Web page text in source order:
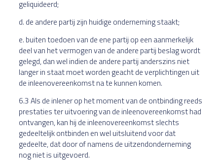
geliquideerd;
d. de andere partij zijn huidige onderneming staakt;
e. buiten toedoen van de ene partij op een aanmerkelijk
deel van het vermogen van de andere partij beslag wordt
gelegd, dan wel indien de andere partij anderszins niet
langer in staat moet worden geacht de verplichtingen uit
de inleenovereenkomst na te kunnen komen.
6.3 Als de inlener op het moment van de ontbinding reeds
prestaties ter uitvoering van de inleenovereenkomst had
ontvangen, kan hij de inleenovereenkomst slechts
gedeeltelijk ontbinden en wel uitsluitend voor dat
gedeelte, dat door of namens de uitzendonderneming
nog niet is uitgevoerd.